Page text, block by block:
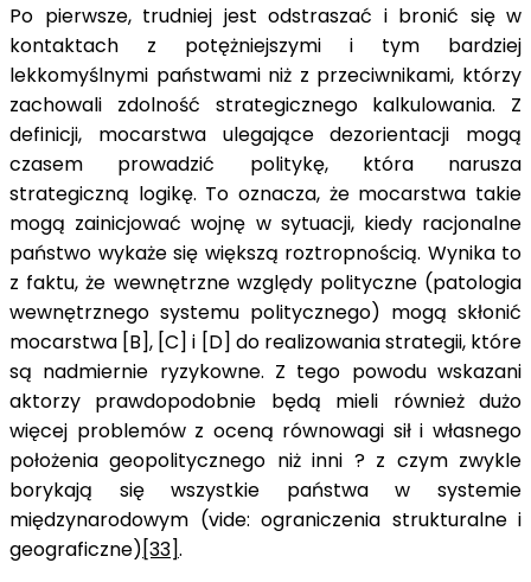
Po pierwsze, trudniej jest odstraszać i bronić się w
kontaktach z potężniejszymi i tym bardziej
lekkomyślnymi państwami niż z przeciwnikami, którzy
zachowali zdolność strategicznego kalkulowania. Z
definicji, mocarstwa ulegające dezorientacji mogą
czasem prowadzić politykę, która narusza
strategiczną logikę. To oznacza, że mocarstwa takie
mogą zainicjować wojnę w sytuacji, kiedy racjonalne
państwo wykaże się większą roztropnością. Wynika to
z faktu, że wewnętrzne względy polityczne (patologia
wewnętrznego systemu politycznego) mogą skłonić
mocarstwa [B], [C] i [D] do realizowania strategii, które
są nadmiernie ryzykowne. Z tego powodu wskazani
aktorzy prawdopodobnie będą mieli również dużo
więcej problemów z oceną równowagi sił i własnego
położenia geopolitycznego niż inni ? z czym zwykle
borykają się wszystkie państwa w systemie
międzynarodowym (vide: ograniczenia strukturalne i
geograficzne)[33].